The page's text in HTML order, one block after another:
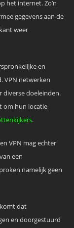
het internet. Zo’n
gegevens aan de
weer
en
VPN netwerken
doeleinden.
om hun locatie
.
VPN mag echter
een
namelijk geen
dat
en doorgestuurd